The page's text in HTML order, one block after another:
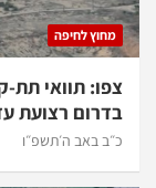
מחוץ לחיפה
צפו: תוואי
בדרום רצועת
כ״ב באב ה׳תשפ״ו